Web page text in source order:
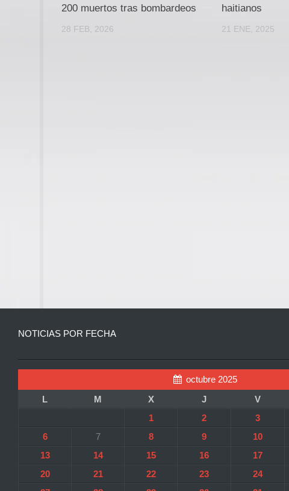
200 muertos tras bombardeos
28 FEB, 2026
haitianos
21 ENE, 2025
NOTICIAS POR FECHA
octubre 2025
L
M X J V
1
2 3
6
7 8 9 10
13
14 15 16 17
20
21 22 23 24